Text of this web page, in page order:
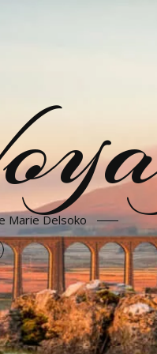
Marie Delsoko